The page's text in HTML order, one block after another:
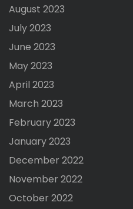
August 2023
July 2023
June 2023
May 2023
April 2023
March 2023
February 2023
January 2023
December 2022
November 2022
October 2022